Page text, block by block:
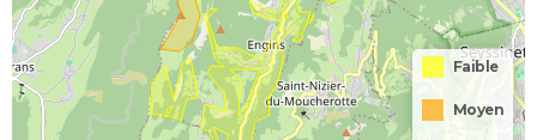
Faible
Moyen